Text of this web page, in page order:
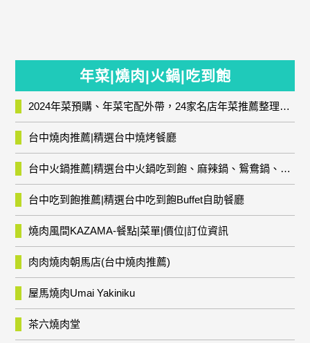
年菜|燒肉|火鍋|吃到飽
2024年菜預購、年菜宅配外帶，24家名店年菜推薦整理，圍爐輕鬆上菜團圓趣
台中燒肉推薦|精選台中燒烤餐廳
台中火鍋推薦|精選台中火鍋吃到飽、麻辣鍋、鴛鴦鍋、石頭火鍋、酸菜白肉鍋、海鮮鍋、燒酒雞、麻油雞、壽喜燒等熱門人氣火鍋店!
台中吃到飽推薦|精選台中吃到飽Buffet自助餐廳
燒肉風間KAZAMA-餐點|菜單|價位|訂位資訊
肉肉燒肉朝馬店(台中燒肉推薦)
屋馬燒肉Umai Yakiniku
茶六燒肉堂